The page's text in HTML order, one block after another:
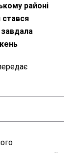
районі
завдала